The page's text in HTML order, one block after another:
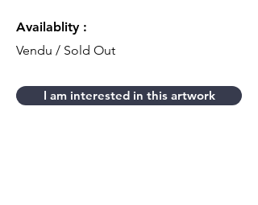
Availablity :
Vendu / Sold Out
I am interested in this artwork